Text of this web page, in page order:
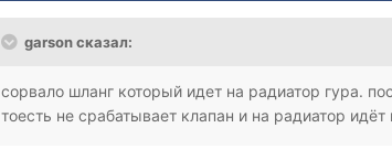
garson сказал:
сорвало шланг который идет на радиатор гура.
тоесть не срабатывает клапан и на радиатор